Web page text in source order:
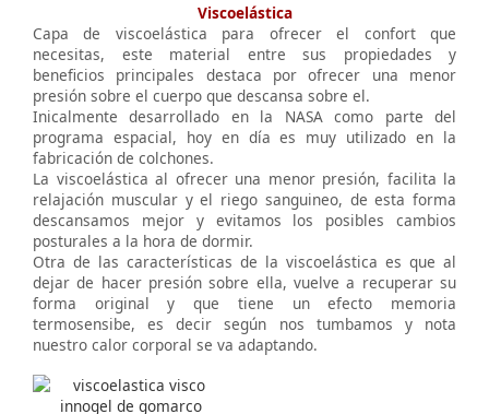
Viscoelástica
Capa de viscoelástica para ofrecer el confort que
necesitas, este material entre sus propiedades y
beneficios principales destaca por ofrecer una menor
presión sobre el cuerpo que descansa sobre el.
Inicalmente desarrollado en la NASA como parte del
programa espacial, hoy en día es muy utilizado en la
fabricación de colchones.
La viscoelástica al ofrecer una menor presión, facilita la
relajación muscular y el riego sanguineo, de esta forma
descansamos mejor y evitamos los posibles cambios
posturales a la hora de dormir.
Otra de las características de la viscoelástica es que al
dejar de hacer presión sobre ella, vuelve a recuperar su
forma original y que tiene un efecto memoria
termosensibe, es decir según nos tumbamos y nota
nuestro calor corporal se va adaptando.